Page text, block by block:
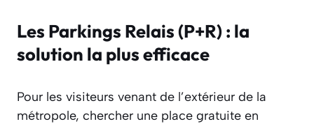
Les Parkings Relais (P+R) : la
solution la plus efficace
Pour les visiteurs venant de l’extérieur de la
métropole, chercher une place gratuite en